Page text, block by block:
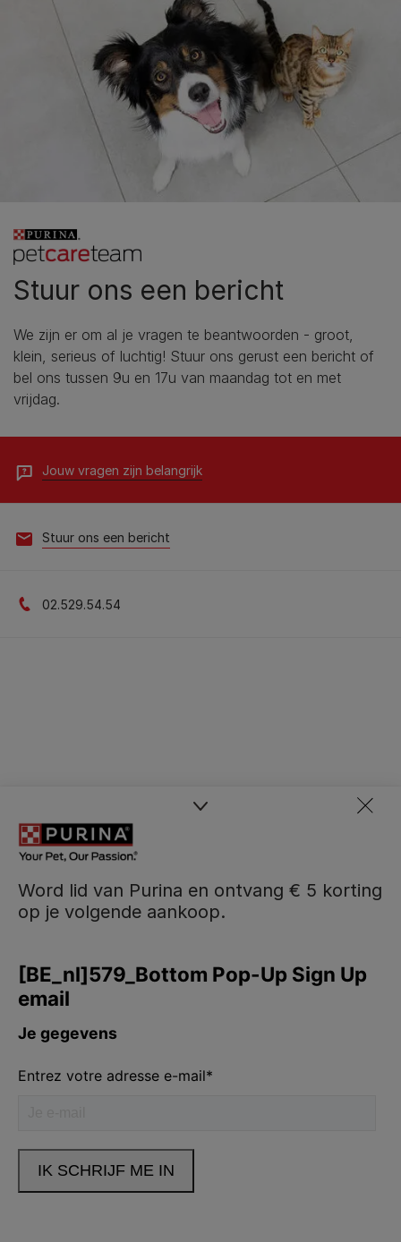
Stuur ons een bericht
We zijn er om al je vragen te beantwoorden - groot,
klein, serieus of luchtig! Stuur ons gerust een bericht of
bel ons tussen 9u en 17u van maandag tot en met
vrijdag.
Jouw vragen zijn belangrijk
Stuur ons een bericht
02.529.54.54
Word lid van Purina en ontvang € 5 korting
op je volgende aankoop.